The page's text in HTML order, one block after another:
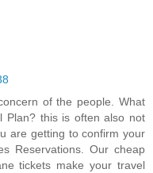
of the people. What
Plan? this is often also not
are getting to confirm your
Reservations. Our cheap
tickets make your travel